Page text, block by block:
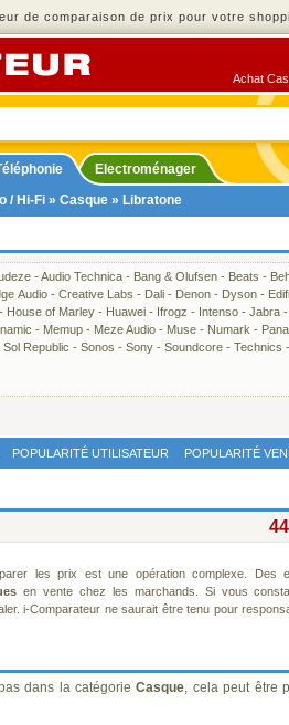
de comparaison de prix pour votre
Achat
Electroménager
/ Hi-Fi » Casque » Libratone
-Audio Technica - Bang & Olufsen - Beats -
Audio - Creative Labs - Dali - Denon - Dyson -
- House of Marley - Huawei - Ifrogz - Intenso - Jabra -
- Memup - Meze Audio - Muse - Numark -
Sol Republic - Sonos - Sony - Soundcore - Technics -
POPULARITÉ UTILISATEUR POPULARITÉ
les prix est une opération complexe. Des
en vente chez les marchands. Si vous
i-Comparateur ne saurait être tenu pour
dans la catégorieCasque, cela peut être